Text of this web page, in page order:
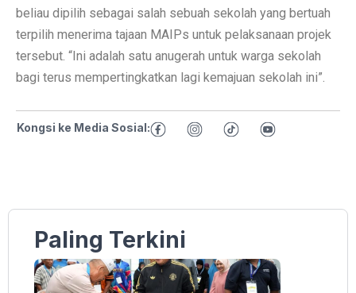
beliau dipilih sebagai salah sebuah sekolah yang bertuah
terpilih menerima tajaan MAIPs untuk pelaksanaan projek
tersebut. “Ini adalah satu anugerah untuk warga sekolah
bagi terus mempertingkatkan lagi kemajuan sekolah ini”.
Kongsi ke Media Sosial:
Paling Terkini